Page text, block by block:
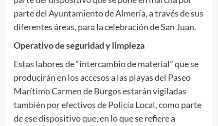
parte del Ayuntamiento de Almería, a través de sus
diferentes áreas, para la celebración de San Juan.
Operativo de seguridad y limpieza
Estas labores de “intercambio de material” que se
producirán en los accesos a las playas del Paseo
Marítimo Carmen de Burgos estarán vigiladas
también por efectivos de Policía Local, como parte
de ese dispositivo que, en lo que se refiere a